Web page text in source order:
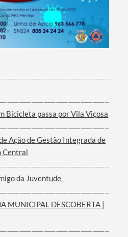
Bicicleta passa por Vila Viçosa
Ação de Gestão Integrada de
Central
da Juventude
MUNICIPAL DESCOBERTA |